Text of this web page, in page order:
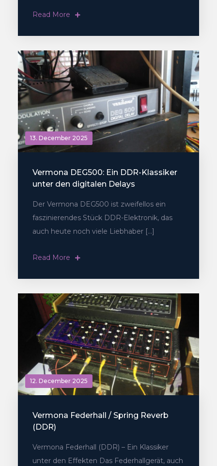
Read More
13. December 2025
Vermona DEG500: Ein DDR-Klassiker
unter den digitalen Delays
Der Vermona DEG500 ist zweifellos ein
faszinierendes Stück DDR-Elektronik, das
auch heute noch viele Liebhaber […]
Read More
12. December 2025
Vermona Federhall / Spring Reverb
(DDR)
Vermona Federhall (DDR) – Ein Klassiker
unter den Effekten Das Federhallgerät, auch